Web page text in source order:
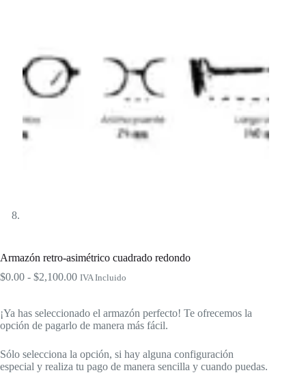
Armazón retro-asimétrico cuadrado redondo
$0.00 - $2,100.00Rango
desde
$0.00
$2,100.00
IVA Incluido
¡Ya has seleccionado el armazón perfecto! Te ofrecemos la
opción de pagarlo de manera más fácil.
Sólo selecciona la opción, si hay alguna configuración
especial y realiza tu pago de manera sencilla y cuando puedas.